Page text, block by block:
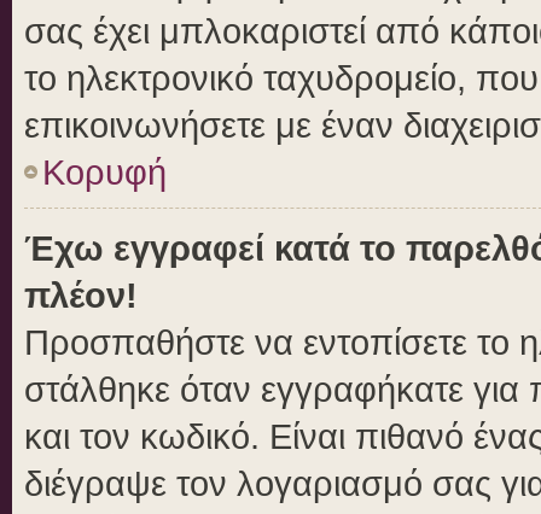
σας έχει μπλοκαριστεί από
το ηλεκτρονικό ταχυδρομείο,
επικοινωνήσετε με έναν
Κορυφή
Έχω εγγραφεί κατά το
πλέον!
Προσπαθήστε να εντοπίσετε το
στάλθηκε όταν εγγραφήκατε
και τον κωδικό. Είναι πιθανό
διέγραψε τον λογαριασμό σας